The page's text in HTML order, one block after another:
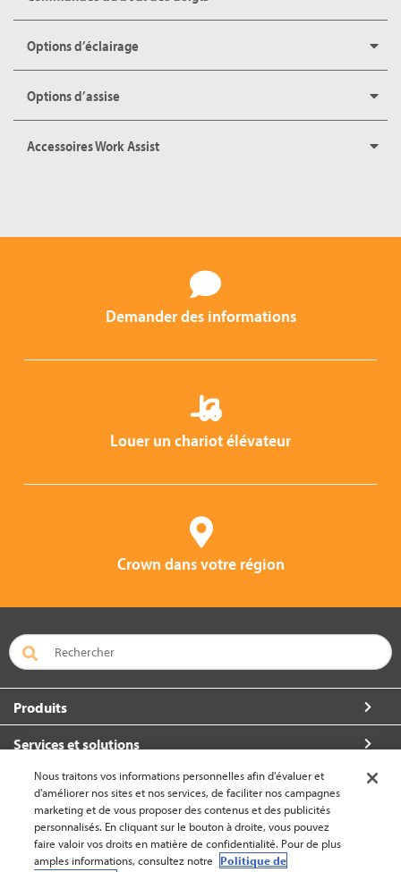
Options d’éclairage
Options d’assise
Accessoires Work Assist
Demander des informations
Louer un chariot élévateur
Crown dans votre région
Produits
Services et solutions
À propos de Crown
Communiquez avec nous
Nous traitons vos informations personnelles afin d'évaluer et
d'améliorer nos sites et nos services, de faciliter nos campagnes
marketing et de vous proposer des contenus et des publicités
personnalisés. En cliquant sur le bouton à droite, vous pouvez
faire valoir vos droits en matière de confidentialité. Pour de plus
amples informations, consultez notre Politique de